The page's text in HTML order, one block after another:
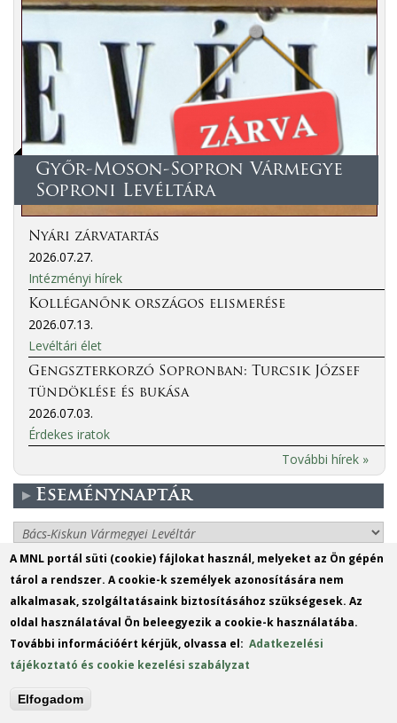
Győr-Moson-Sopron Vármegye
Soproni Levéltára
Nyári zárvatartás
2026.07.27.
Intézményi hírek
Kolléganőnk országos elismerése
2026.07.13.
Levéltári élet
Gengszterkorzó Sopronban: Turcsik József
tündöklése és bukása
2026.07.03.
Érdekes iratok
További hírek »
Eseménynaptár
More events
MO
TU WE TH FR SA
1
2
3
4 5 6 7 8
17
18
A MNL portál süti (cookie) fájlokat használ, melyeket az Ön gépén
tárol a rendszer. A cookie-k személyek azonosítására nem
alkalmasak, szolgáltatásaink biztosításához szükségesek. Az
oldal használatával Ön beleegyezik a cookie-k használatába.
További információért kérjük, olvassa el:Adatkezelési
tájékoztató és cookie kezelési szabályzat
Elfogadom